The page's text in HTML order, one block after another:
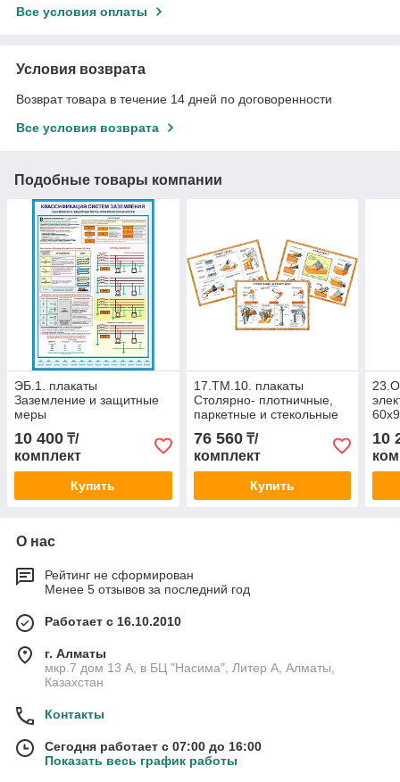
Все условия оплаты
Условия возврата
Возврат товара в течение 14 дней по договоренности
Все условия возврата
Подобные товары компании
ЭБ.1. плакаты
Заземление и защитные
меры
электробезопасности в
электроустановках до
1000 В, 4 шт
10 400 ₸/
комплект
Купить
17.ТМ.10. плакаты
Столярно- плотничные,
паркетные и стекольные
работы, 60х90 см, 30 шт
76 560₸/
комплект
Купить
10
О нас
Рейтинг не сформирован
Менее 5 отзывов за последний год
Работает с 16.10.2010
г. Алматы
мкр.7 дом 13 А, в БЦ "Насима", Литер А, Алматы,
Казахстан
Контакты
Сегодня работает с 07:00 до 16:00
Показать весь график работы